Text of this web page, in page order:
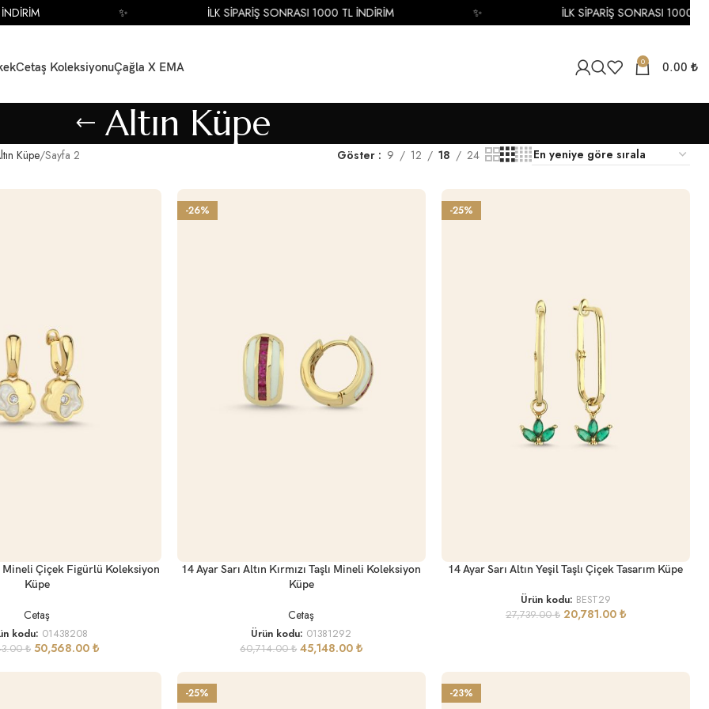
Cetaş KoleksiyonuÇağla X EMA 0 0.00 ₺
Altın Küpe
Küpe Sayfa 2 Göster 9 12 18 24
Mineli Çiçek Figürlü Koleksiyon
Küpe
Cetaş
kodu: 01438208
₺ 50,568.00₺
-26%
SEPETE EKLE
14 Ayar Sarı Altın Kırmızı Taşlı Mineli Koleksiyon
Küpe
Cetaş
Ürün kodu: 01381292
60,714.00₺ 45,148.00₺
-25%
SEPETE EKLE
14 Ayar Sarı Altın Yeşil Taşlı Çiçek Tasarım Küpe
Ürün kodu: BEST29
27,739.00₺ 20,781.00 ₺
-25% -23%
İLK SİPARİŞ SONRASI 1000 TL İNDİRİM İLK SİPARİŞ SONRASI 1000 TL